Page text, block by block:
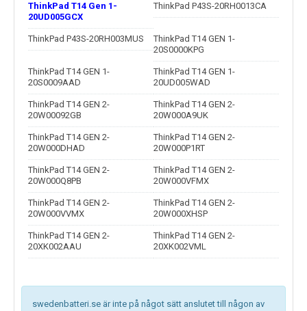
ThinkPad T14 Gen 1-
20UD005GCX
ThinkPad P43S-20RH0013CA
ThinkPad P43S-20RH003MUS
ThinkPad T14 GEN 1-
20S0000KPG
ThinkPad T14 GEN 1-
20S0009AAD
ThinkPad T14 GEN 1-
20UD005WAD
ThinkPad T14 GEN 2-
20W00092GB
ThinkPad T14 GEN 2-
20W000A9UK
ThinkPad T14 GEN 2-
20W000DHAD
ThinkPad T14 GEN 2-
20W000P1RT
ThinkPad T14 GEN 2-
20W000Q8PB
ThinkPad T14 GEN 2-
20W000VFMX
ThinkPad T14 GEN 2-
20W000VVMX
ThinkPad T14 GEN 2-
20W000XHSP
ThinkPad T14 GEN 2-
20XK002AAU
ThinkPad T14 GEN 2-
20XK002VML
swedenbatteri.se är inte på något sätt anslutet till någon av